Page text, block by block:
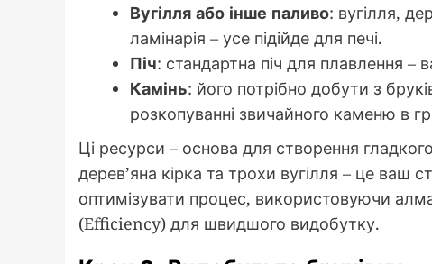
Вугілля або інше паливо: вугілля,
ламінарія – усе підійде для печі.
Піч: стандартна піч для плавлення –
Камінь: його потрібно добути з
розкопуванні звичайного каменю в
Ці ресурси – основа для створення
дерев’яна кірка та трохи вугілля – це ваш
оптимізувати процес, використовуючи
(Efficiency) для швидшого видобутку.